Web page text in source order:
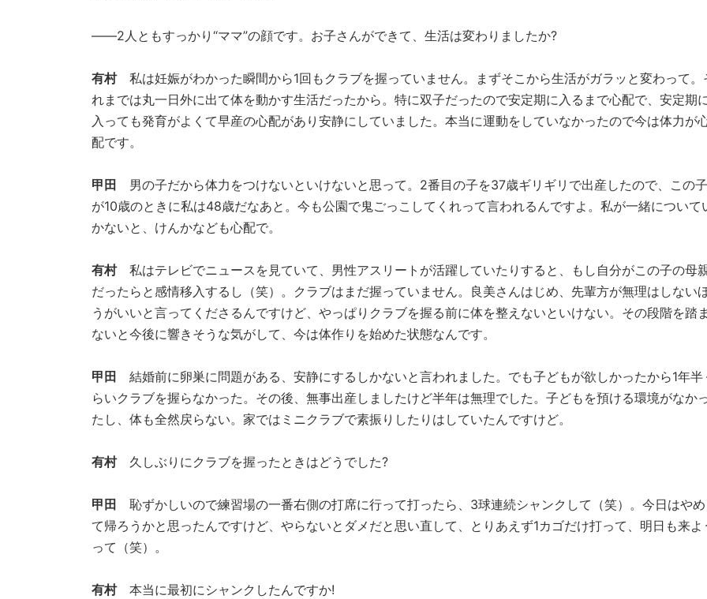
――2人ともすっかり“ママ”の顔です。お子さんができて、生活は変わりましたか?
有村私は妊娠がわかった瞬間から1回もクラブを握っていません。まずそこから生活がガラッと変わって。
れまでは丸一日外に出て体を動かす生活だったから。特に双子だったので安定期に入るまで心配で、安定期
入っても発育がよくて早産の心配があり安静にしていました。本当に運動をしていなかったので今は体力が
配です。
甲田
男の子だから体力をつけないといけないと思って。2番目の子を37歳ギリギリで出産したので、この子
が10歳のときに私は48歳だなあと。今も公園で鬼ごっこしてくれって言われるんですよ。私が一緒について
かないと、けんかなども心配で。
有村私はテレビでニュースを見ていて、男性アスリートが活躍していたりすると、もし自分がこの子の母
だったらと感情移入するし（笑）。クラブはまだ握っていません。良美さんはじめ、先輩方が無理はしない
うがいいと言ってくださるんですけど、やっぱりクラブを握る前に体を整えないといけない。その段階を踏
ないと今後に響きそうな気がして、今は体作りを始めた状態なんです。
甲田 結婚前に卵巣に問題がある、安静にするしかないと言われました。でも子どもが欲しかったから1年半
らいクラブを握らなかった。その後、無事出産しましたけど半年は無理でした。子どもを預ける環境がなか
たし、体も全然戻らない。家ではミニクラブで素振りしたりはしていたんですけど。
有村 久しぶりにクラブを握ったときはどうでした?
甲田
恥ずかしいので練習場の一番右側の打席に行って打ったら、3球連続シャンクして（笑）。今日はやめ
て帰ろうかと思ったんですけど、やらないとダメだと思い直して、とりあえず1カゴだけ打って、明日も来よ
って（笑）。
有村本当に最初にシャンクしたんですか!